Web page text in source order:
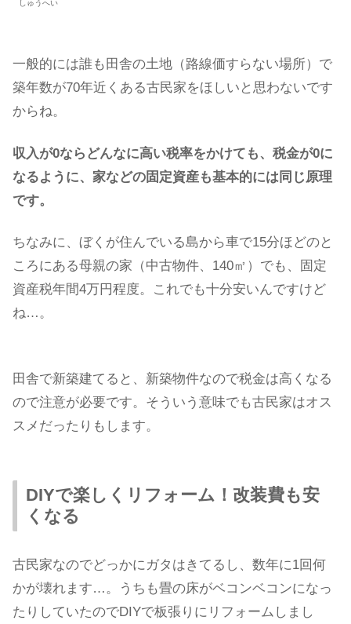
しゅうへい
一般的には誰も田舎の土地（路線価すらない場所）で
築年数が70年近くある古民家をほしいと思わないです
からね。
収入が0ならどんなに高い税率をかけても、税金が0に
なるように、家などの固定資産も基本的には同じ原理
です。
ちなみに、ぼくが住んでいる島から車で15分ほどのと
ころにある母親の家（中古物件、140㎡）でも、固定
資産税年間4万円程度。これでも十分安いんですけど
ね…。
田舎で新築建てると、新築物件なので税金は高くなる
ので注意が必要です。そういう意味でも古民家はオス
スメだったりもします。
DIYで楽しくリフォーム！改装費も安
くなる
古民家なのでどっかにガタはきてるし、数年に1回何
かが壊れます…。うちも畳の床がベコンベコンになっ
たりしていたのでDIYで板張りにリフォームしまし